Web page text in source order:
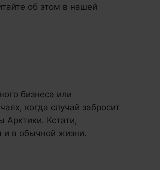
об этом в нашей
бизнеса или
когда случай забросит
Арктики. Кстати,
и в обычной жизни.